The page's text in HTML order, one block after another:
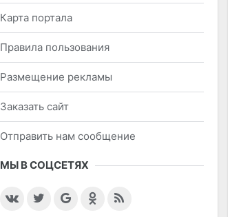
Карта портала
Правила пользования
Размещение рекламы
Заказать сайт
Отправить нам сообщение
МЫ В СОЦСЕТЯХ